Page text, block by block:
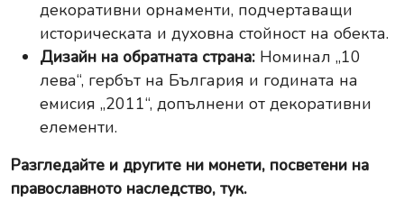
декоративни орнаменти, подчертаващи
историческата и духовна стойност на обекта.
Дизайн на обратната страна: Номинал „10
лева“, гербът на България и годината на
емисия „2011“, допълнени от декоративни
елементи.
Разгледайте и другите ни монети, посветени на
православното наследство, тук.